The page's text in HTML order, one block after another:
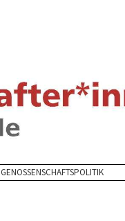
GENOSSENSCHAFTSPOLITIK